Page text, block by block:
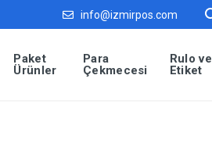
info@izmirpos.com
Paket
Ürünler
Para
Çekmecesi
Rulo ve
Etiket